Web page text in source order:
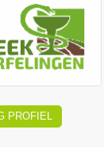
PROFIEL